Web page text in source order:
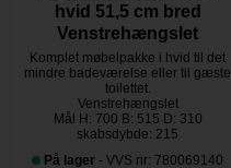
hvid 51,5 cm bred
Venstrehængslet
Komplet møbelpakke i hvid til det
mindre badeværelse eller til gæste
toilettet.
Venstrehængslet
Mål H: 700 B: 515 D: 310
skabsdybde: 215
På lager - VVS nr: 780069140